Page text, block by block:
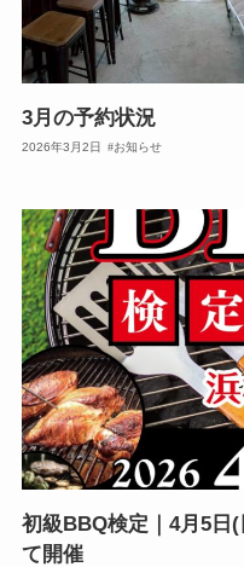
3月の予約状況
2026年3月2日 お知らせ
初級BBQ検定｜4月5日
て開催